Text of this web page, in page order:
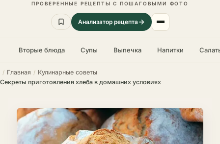
ПРОВЕРЕННЫЕ РЕЦЕПТЫ С ПОШАГОВЫМИ ФОТО
Анализатор рецепта
Вторые блюда Супы Выпечка Напитки
Главная
Кулинарные советы
Секреты приготовления хлеба в домашних условиях